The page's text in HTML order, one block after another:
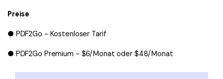
Preise
● PDF2Go - Kostenloser Tarif
● PDF2Go Premium - $6/Monat oder $48/Monat